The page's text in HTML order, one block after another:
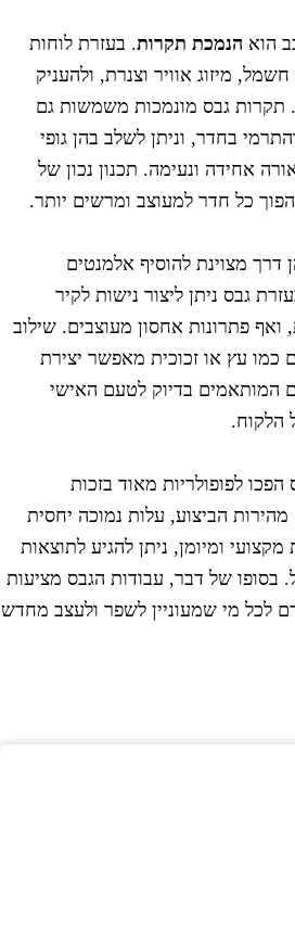
הוא הנמכת תקרות. בעזרת לוחות
מיזוג אוויר וצנרת, ולהעניק
תקרות גבס מונמכות משמשות גם
בחדר, וניתן לשלב בהן גופי
אחידה ונעימה. תכנון נכון של
כל חדר למעוצב ומרשים יותר.
מצוינת להוסיף אלמנטים
גבס ניתן ליצור נישות לקיר
ואף פתרונות אחסון מעוצבים. שילוב
עץ או זכוכית מאפשר יצירת
המותאמים בדיוק לטעם האישי
הלקוח.
לפופולריות מאוד בזכות
הביצוע, עלות נמוכה יחסית
ומיומן, ניתן להגיע לתוצאות
של דבר, עבודות הגבס מציעות
לכל מי שמעוניין לשפר ולעצב מחדש